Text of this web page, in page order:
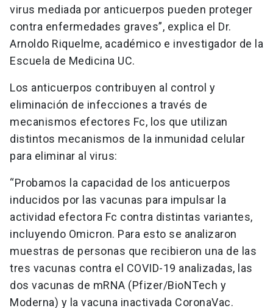
virus mediada por anticuerpos pueden proteger
contra enfermedades graves”, explica el Dr.
Arnoldo Riquelme, académico e investigador de la
Escuela de Medicina UC.
Los anticuerpos contribuyen al control y
eliminación de infecciones a través de
mecanismos efectores Fc, los que utilizan
distintos mecanismos de la inmunidad celular
para eliminar al virus:
“Probamos la capacidad de los anticuerpos
inducidos por las vacunas para impulsar la
actividad efectora Fc contra distintas variantes,
incluyendo Omicron. Para esto se analizaron
muestras de personas que recibieron una de las
tres vacunas contra el COVID-19 analizadas, las
dos vacunas de mRNA (Pfizer/BioNTech y
Moderna) y la vacuna inactivada CoronaVac.